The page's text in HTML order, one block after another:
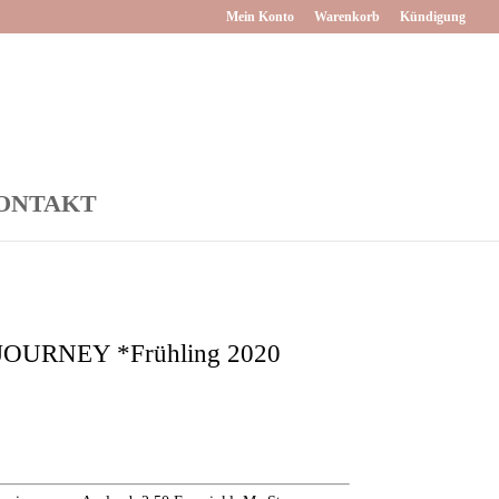
Mein Konto Warenkorb Kündigung
*Frühling 2020